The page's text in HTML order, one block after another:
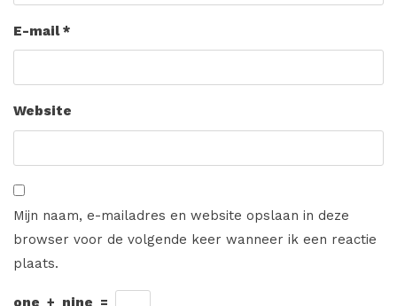
E-mail*
Website
Mijn naam, e-mailadres en website opslaan in deze
browser voor de volgende keer wanneer ik een reactie
plaats.
one + nine =